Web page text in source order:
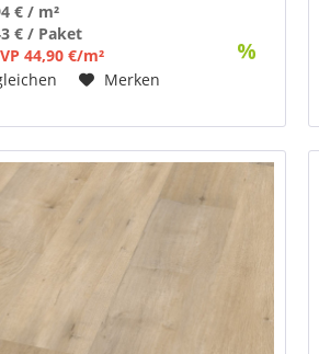
€ / m²
€ / Paket
44,90 €/m²
Merken